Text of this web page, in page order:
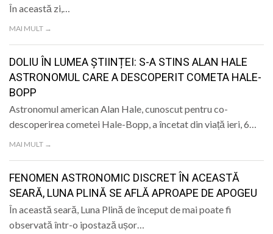
În această zi,…
MAI MULT →
DOLIU ÎN LUMEA ȘTIINȚEI: S-A STINS ALAN HALE
ASTRONOMUL CARE A DESCOPERIT COMETA HALE-
BOPP
Astronomul american Alan Hale, cunoscut pentru co-
descoperirea cometei Hale-Bopp, a încetat din viață ieri, 6…
MAI MULT →
FENOMEN ASTRONOMIC DISCRET ÎN ACEASTĂ
SEARĂ, LUNA PLINĂ SE AFLĂ APROAPE DE APOGEU
În această seară, Luna Plină de început de mai poate fi
observată într-o ipostază ușor…